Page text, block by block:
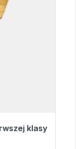
klasy
czas